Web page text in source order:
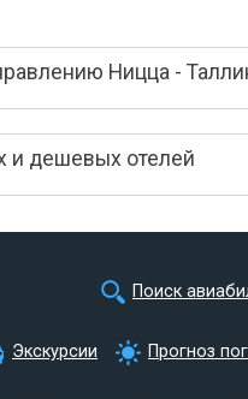
Ницца -
и дешевых отелей
Поиск
Экскурсии Прогноз